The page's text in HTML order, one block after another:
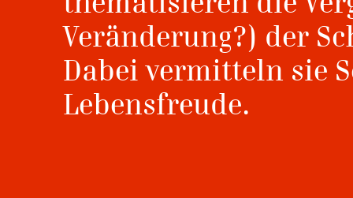
Veränderung?) der
Dabei vermitteln sie
Lebensfreude.